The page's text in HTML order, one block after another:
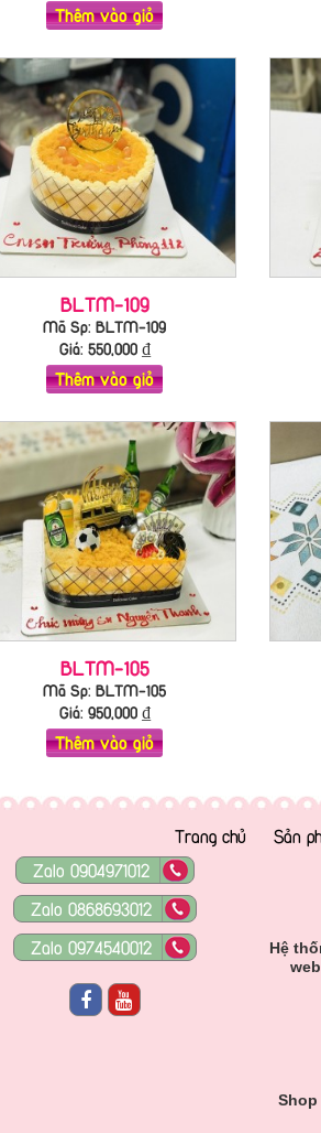
Thêm vào giỏ
BLTM-109
Mã Sp: BLTM-109
Giá: 550,000₫
Thêm vào giỏ
BLTM-105
Mã Sp: BLTM-105
Giá: 950,000₫
Thêm vào giỏ
Trang chủ Sản
Zalo 0904971012
Zalo 0868693012
Zalo 0974540012
Hệ